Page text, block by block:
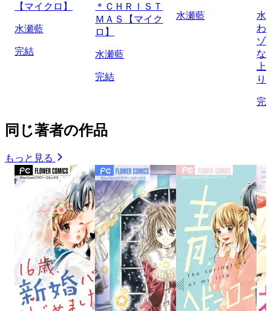
【マイクロ】
水瀬藍
完結
＊ＣＨＲＩＳＴ
ＭＡＳ【マイク
ロ】
水瀬藍
完結
水瀬藍
水
わ
ゾ
な
り
完
同じ著者の作品
もっと見る